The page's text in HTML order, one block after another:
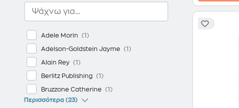
Adele Morin
Adelson-Goldstein Jayme
Alain Rey
Berlitz Publishing
Bruzzone Catherine
Περισσότερα (23)